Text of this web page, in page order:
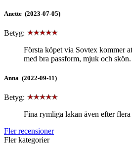
Anette (2023-07-05)
Betyg:
Första köpet via Sovtex kommer
med bra passform, mjuk och skön.
Anna (2022-09-11)
Betyg:
Fina rymliga lakan även efter flera
Fler recensioner
Fler kategorier